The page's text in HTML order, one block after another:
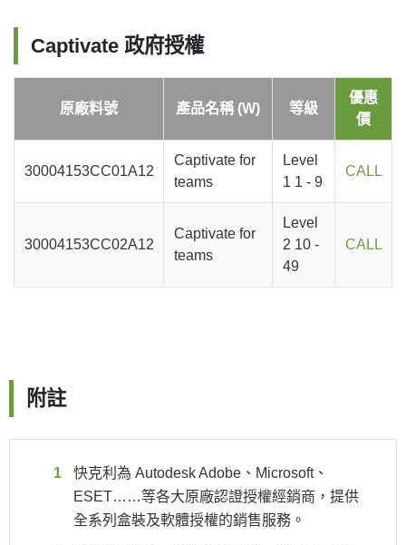
Captivate 政府授權
原廠料號 產品名稱 (W) 等級
優惠
價
30004153CC01A12
Captivate for
teams
Level
1 1 - 9
CALL
30004153CC02A12
Captivate for
teams
Level
2 10 -
49
CALL
附註
快克利為 Autodesk Adobe、Microsoft、
ESET……等各大原廠認證授權經銷商，提供
全系列盒裝及軟體授權的銷售服務。